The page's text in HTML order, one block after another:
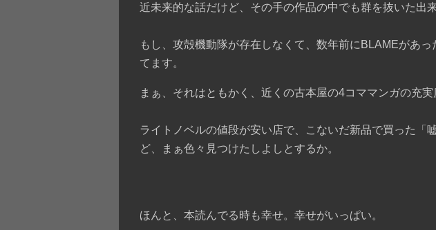
近未来的な話だけど、その手の作品の中でも群を抜いた出
もし、攻殻機動隊が存在しなくて、数年前にBLAMEがあ
てます。
まぁ、それはともかく、近くの古本屋の4コママンガの充実
ライトノベルの値段が安い店で、こないだ新品で買った
ど、まぁ色々見つけたしよしとするか。
ほんと、本読んでる時も幸せ。幸せがいっぱい。